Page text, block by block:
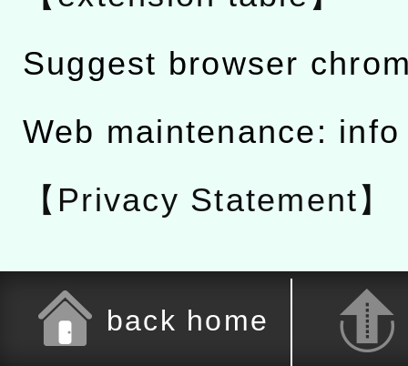
Suggest browser
Web maintenance:
【Privacy Statement】
back home